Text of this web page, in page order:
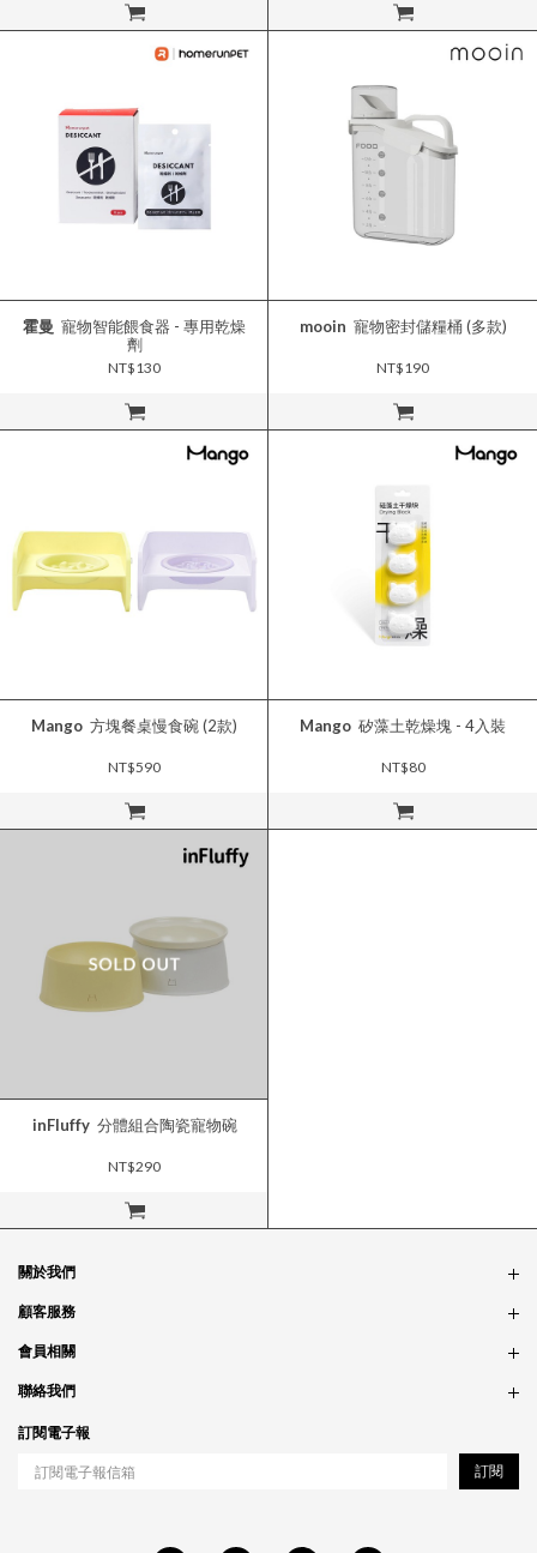
立即購買 立即購買
立即購買
霍曼
劑
NT$130
立即購買
mooin 寵物密封儲糧桶 (多款)
NT$190
立即購買
Mango 方塊餐桌慢食碗 (2款)
NT$590
立即購買
Mango 矽藻土乾燥塊 - 4入裝
NT$80
立即購買
inFluffy 分體組合陶瓷寵物碗
NT$290
關於我們
品牌故事
銷售據點
隱私政策
食品法規
顧客服務
訂單問題
付款問題
配送問題
退貨問題
會員相關
會員制度
紅利制度
聯絡我們
合作相關
工作職缺
訂閱電子報
訂閱